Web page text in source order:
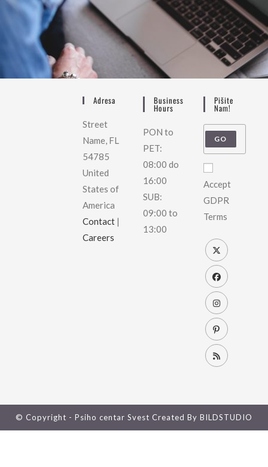
Adresa
Street
Name, FL
54785
United
States of
America
Contact |
Careers
Business
Hours
PON to
PET:
08:00 do
16:00
SUB:
09:00 to
13:00
Pišite
Nam!
GO
Accept
GDPR
Terms
© Copyright - Psiho centar Svest Created By BILDSTUDIO